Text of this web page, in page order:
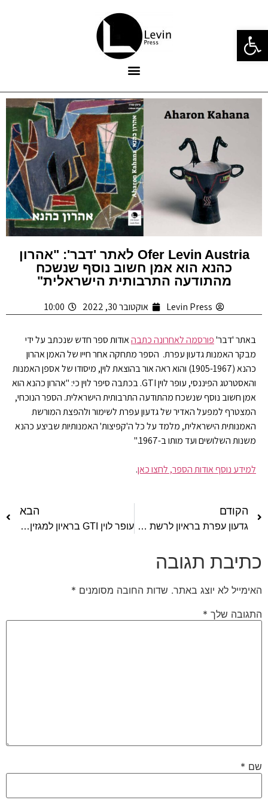
פתח סרגל נגישות
Ofer Levin Austria לאתר 'דבר': "אהרון
כהנא הוא אמן חשוב נוסף שנשכח
מהתודעה התרבותית הישראלית"
Levin Press אוקטובר 30, 2022 10:00
באתר 'דבר'פורסמה לאחרונה כתבהאודות ספר חדש שנכתב על ידי
מבקר האמנות גדעון עפרת. הספר מתחקה אחר חייו של האמן אהרון
כהנא (1905-1967) והוא ראה אור בהוצאת לוין, מיסודו של אספן האמנות
והאסטרטג הפיננסי, עופר לוין GTI. בכתבה סיפר לוין כי: "אהרון כהנא הוא
אמן חשוב נוסף שנשכח מהתודעה התרבותית הישראלית. הספר הנוכחי,
המצטרף למפעל האדיר של גדעון עפרת לשימור ולהפצת המורשת
האמנותית הישראלית, מלמד על כל ה'קפיצות' האמנותיות שביצע כהנא
משנות השלושים ועד מותו ב-1967."
למידע נוסף אודות הספר, לחצו כאן.
הקודם
גדעון עפרת בראיון לרשת ב' – אודות הספר 'אלי שמיר: עיונים ביצירותיו'
הבא
עופר לוין GTI בראיון למגזין 'ליברל' על פרסומו של הספר "תערוכת חג החומש"
כתיבת תגובה
האימייל לא יוצג באתר. שדות החובה מסומנים *
התגובה שלך *
שם *